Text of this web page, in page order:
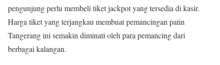
pengunjung perlu membeli tiket jackpot yang tersedia di kasir.
Harga tiket yang terjangkau membuat pemancingan patin
Tangerang ini semakin diminati oleh para pemancing dari
berbagai kalangan.